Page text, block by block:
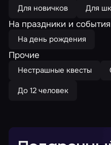
Для новичков
Для
На праздники и события
На день рождения
Прочие
Нестрашные квесты
До 12 человек